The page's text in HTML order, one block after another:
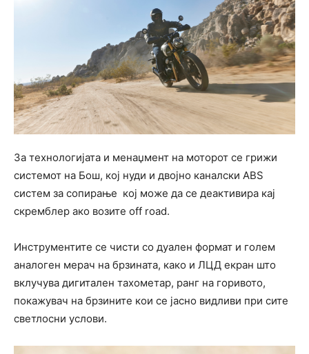
За технологијата и менаџмент на моторот се грижи
системот на Бош, кој нуди и двојно каналски АBS
систем за сопирање кој може да се деактивира кај
скремблер ако возите off road.
Инструментите се чисти со дуален формат и голем
аналоген мерач на брзината, како и ЛЦД екран што
вклучува дигитален тахометар, ранг на горивото,
покажувач на брзините кои се јасно видливи при сите
светлосни услови.